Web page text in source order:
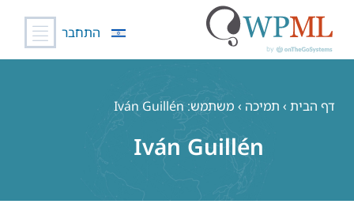
התחבר
דף הבית › תמיכה › משתמש: Iván Guillén
Iván Guillén